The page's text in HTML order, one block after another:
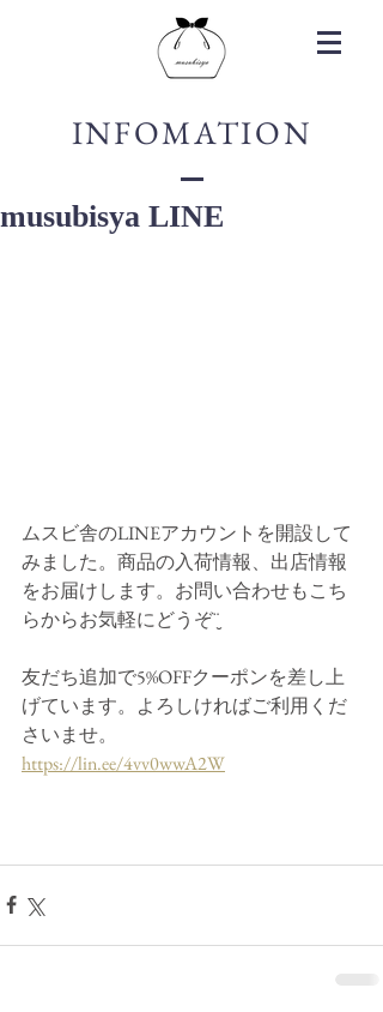
INFOMATION
musubisya LINE
ムスビ舎のLINEアカウントを開設して
みました。商品の入荷情報、出店情報
をお届けします。お問い合わせもこち
らからお気軽にどうぞ¨̮
友だち追加で5%OFFクーポンを差し上
げています。よろしければご利用くだ
さいませ。
https://lin.ee/4vv0wwA2W